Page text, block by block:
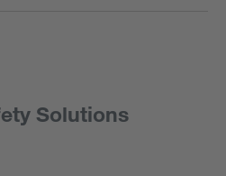
Solutions